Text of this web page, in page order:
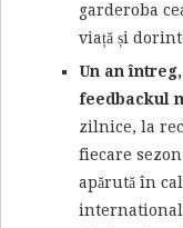
garderoba
viață și
Un an
feedbackul
zilnice, la
fiecare
apărută în